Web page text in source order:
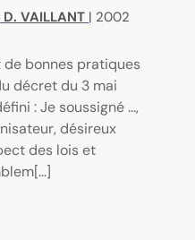
D. VAILLANT | 2002
de bonnes pratiques
décret du 3 mai
: Je soussigné ...,
désireux
des lois et